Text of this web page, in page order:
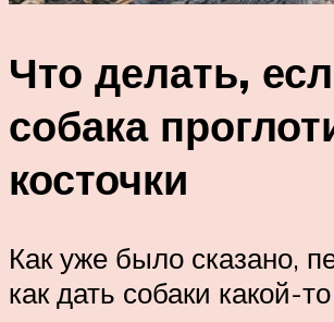
Что делать,
собака
косточки
Как уже было сказано,
как дать собаки какой-